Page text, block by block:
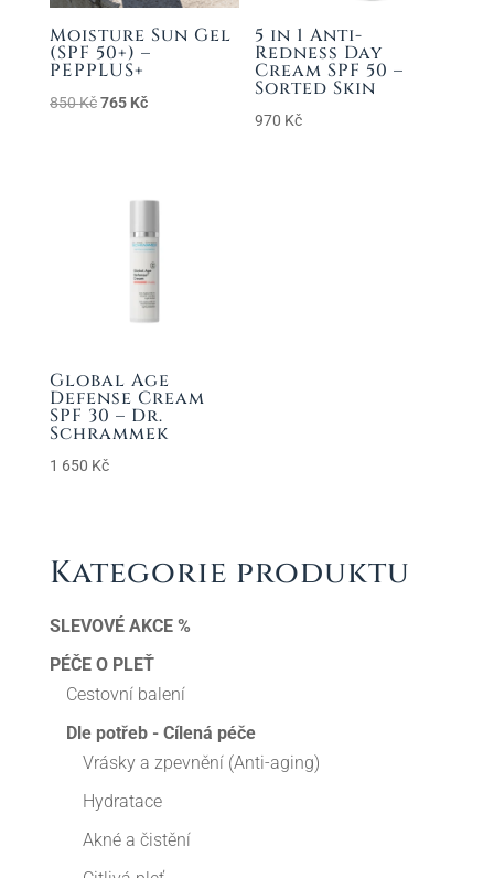
Moisture Sun Gel
(SPF 50+) –
PEPPLUS+
850Kč Původní
765 KčAktuální
5 in 1 Anti-
Redness Day
Cream SPF 50 –
Sorted Skin
970 Kč
Global Age
Defense Cream
SPF 30 – Dr.
Schrammek
1 650 Kč
Kategorie produktu
SLEVOVÉ AKCE %
PÉČE O PLEŤ
Cestovní balení
Dle potřeb - Cílená péče
Vrásky a zpevnění (Anti-aging)
Hydratace
Akné a čistění